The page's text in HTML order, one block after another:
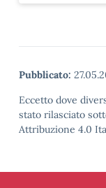
Pubblicato:
Eccetto dove
stato rilasciato
Attribuzione 4.0